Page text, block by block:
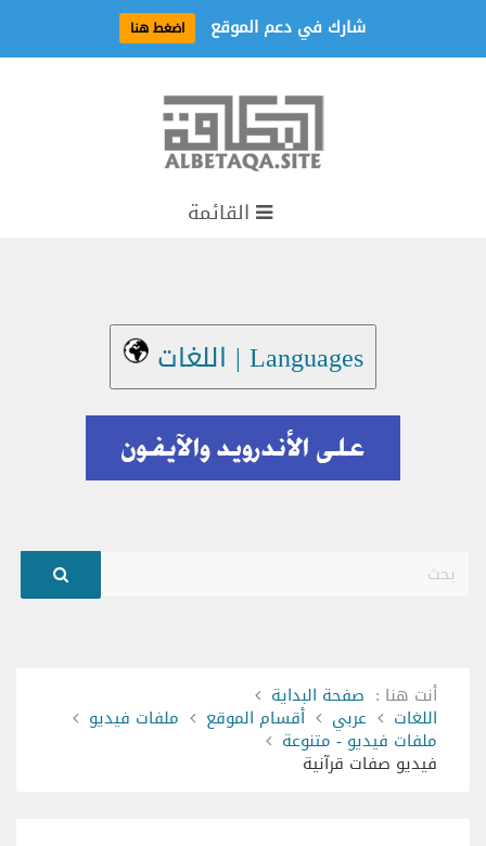
القائمة
Languages | اللغات
بحث
أنت هنا : صفحة البداية
اللغات عربي أقسام الموقع ملفات فيديو
ملفات فيديو - متنوعة
فيديو صفات قرآنية
شارك في دعم الموقع اضغط هنا